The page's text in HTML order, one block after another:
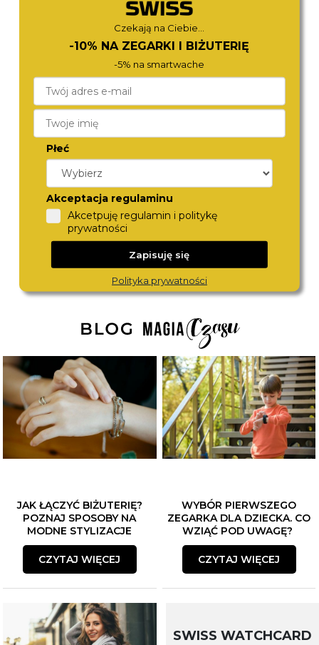
TORII
S38BM.NS
450,-
JAK ŁĄCZYĆ BIŻUTERIĘ?
POZNAJ SPOSOBY NA
MODNE STYLIZACJE
CZYTAJ WIĘCEJ
WYBÓR PIERWSZEGO
ZEGARKA DLA DZIECKA. CO
WZIĄĆ POD UWAGĘ?
CZYTAJ WIĘCEJ
SWISS WATCHCARD
Czekają na Ciebie...
-10% NA ZEGARKI I BIŻUTERIĘ
-5% na smartwache
Płeć
Akceptacja regulaminu
Akcetpuję regulamin i politykę
prywatności
Zapisuję się
Polityka prywatności